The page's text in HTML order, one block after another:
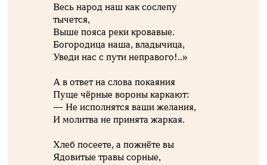
Весь народ наш как сослепу
тычется,
Выше пояса реки кровавые.
Богородица наша, владычица,
Уведи нас с пути неправого!..»
А в ответ на слова покаяния
Пуще чёрные вороны каркают:
— Не исполнятся ваши желания,
И молитва не принята жаркая.
Хлеб посеете, а пожнёте вы
Ядовитые травы сорные,